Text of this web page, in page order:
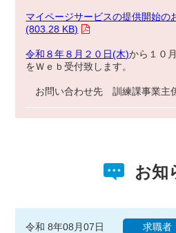
マイページサービスの提供開始の
(803.28 KB)
令和８年８月２０日(木)から１０
をＷｅｂ受付致します。
お問い合わせ先 訓練課事業
お知
令和 8年08月07日 求職者